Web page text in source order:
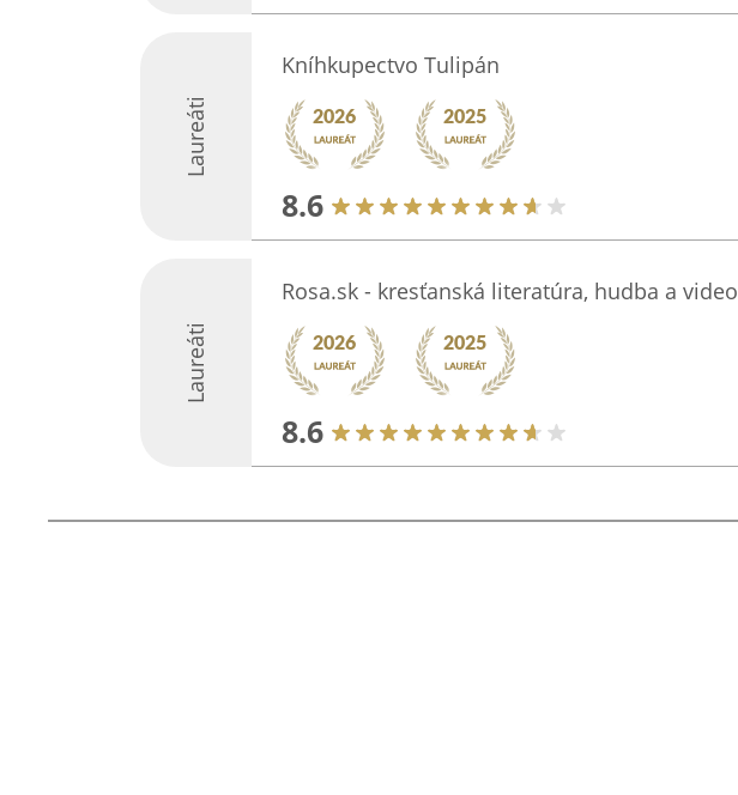
Laureáti
Kníhkupectvo Tulipán
8.6
Laureáti
Rosa.sk - kresťanská literatúra, hudba a video
8.6